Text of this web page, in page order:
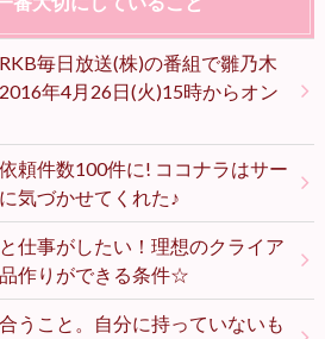
毎日放送(株)の番組で雛乃木
年4月26日(火)15時からオン
頼件数100件に! ココナラはサー
気づかせてくれた♪
仕事がしたい！理想のクライア
作りができる条件☆
うこと。自分に持っていないも